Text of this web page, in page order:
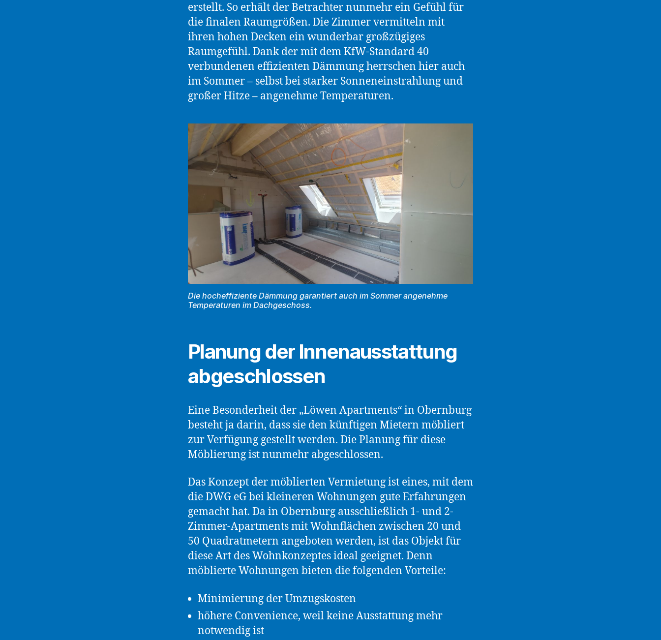
erstellt. So erhält der Betrachter nunmehr ein Gefühl für
die finalen Raumgrößen. Die Zimmer vermitteln mit
ihren hohen Decken ein wunderbar großzügiges
Raumgefühl. Dank der mit dem KfW-Standard 40
verbundenen effizienten Dämmung herrschen hier auch
im Sommer – selbst bei starker Sonneneinstrahlung und
großer Hitze – angenehme Temperaturen.
Die hocheffiziente Dämmung garantiert auch im Sommer angenehme
Temperaturen im Dachgeschoss.
Planung der Innenausstattung
abgeschlossen
Eine Besonderheit der „Löwen Apartments“ in Obernburg
besteht ja darin, dass sie den künftigen Mietern möbliert
zur Verfügung gestellt werden. Die Planung für diese
Möblierung ist nunmehr abgeschlossen.
Das Konzept der möblierten Vermietung ist eines, mit dem
die DWG eG bei kleineren Wohnungen gute Erfahrungen
gemacht hat. Da in Obernburg ausschließlich 1- und 2-
Zimmer-Apartments mit Wohnflächen zwischen 20 und
50 Quadratmetern angeboten werden, ist das Objekt für
diese Art des Wohnkonzeptes ideal geeignet. Denn
möblierte Wohnungen bieten die folgenden Vorteile:
Minimierung der Umzugskosten
höhere Convenience, weil keine Ausstattung mehr
notwendig ist